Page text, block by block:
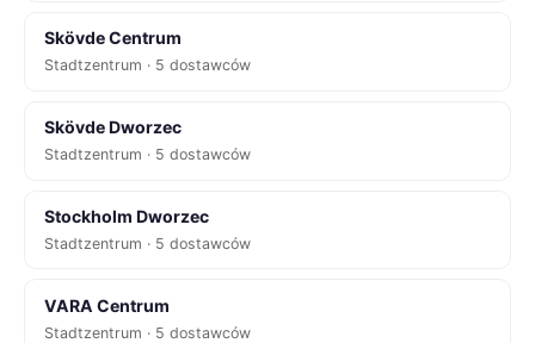
Skövde Centrum
Stadtzentrum · 5 dostawców
Skövde Dworzec
Stadtzentrum · 5 dostawców
Stockholm Dworzec
Stadtzentrum · 5 dostawców
VARA Centrum
Stadtzentrum · 5 dostawców